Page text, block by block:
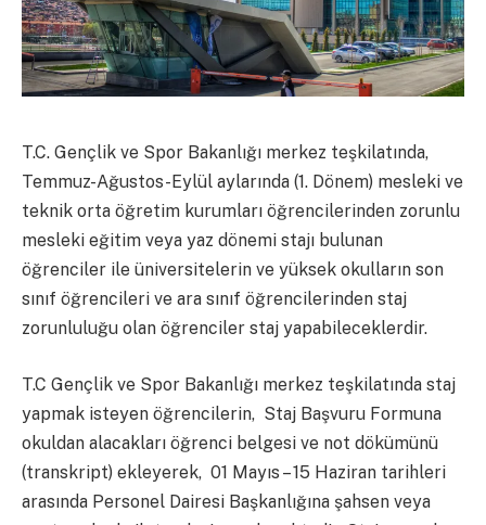
T.C. Gençlik ve Spor Bakanlığı merkez teşkilatında,
Temmuz-Ağustos-Eylül aylarında (1. Dönem) mesleki ve
teknik orta öğretim kurumları öğrencilerinden zorunlu
mesleki eğitim veya yaz dönemi stajı bulunan
öğrenciler ile üniversitelerin ve yüksek okulların son
sınıf öğrencileri ve ara sınıf öğrencilerinden staj
zorunluluğu olan öğrenciler staj yapabileceklerdir.
T.C Gençlik ve Spor Bakanlığı merkez teşkilatında staj
yapmak isteyen öğrencilerin, Staj Başvuru Formuna
okuldan alacakları öğrenci belgesi ve not dökümünü
(transkript) ekleyerek, 01 Mayıs – 15 Haziran tarihleri
arasında Personel Dairesi Başkanlığına şahsen veya